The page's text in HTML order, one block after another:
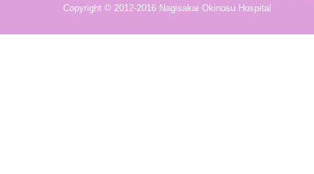
Copyright © 2012-2016 Nagisakai Okinosu Hospital